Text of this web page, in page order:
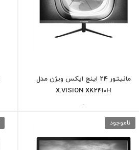
مانیتور 24 اینچ ایکس ویژن مدل
X.VISION XK2410H
-
ناموجود